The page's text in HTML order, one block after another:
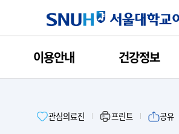
이용안내 건강정보
관심의료진 프린트 공유